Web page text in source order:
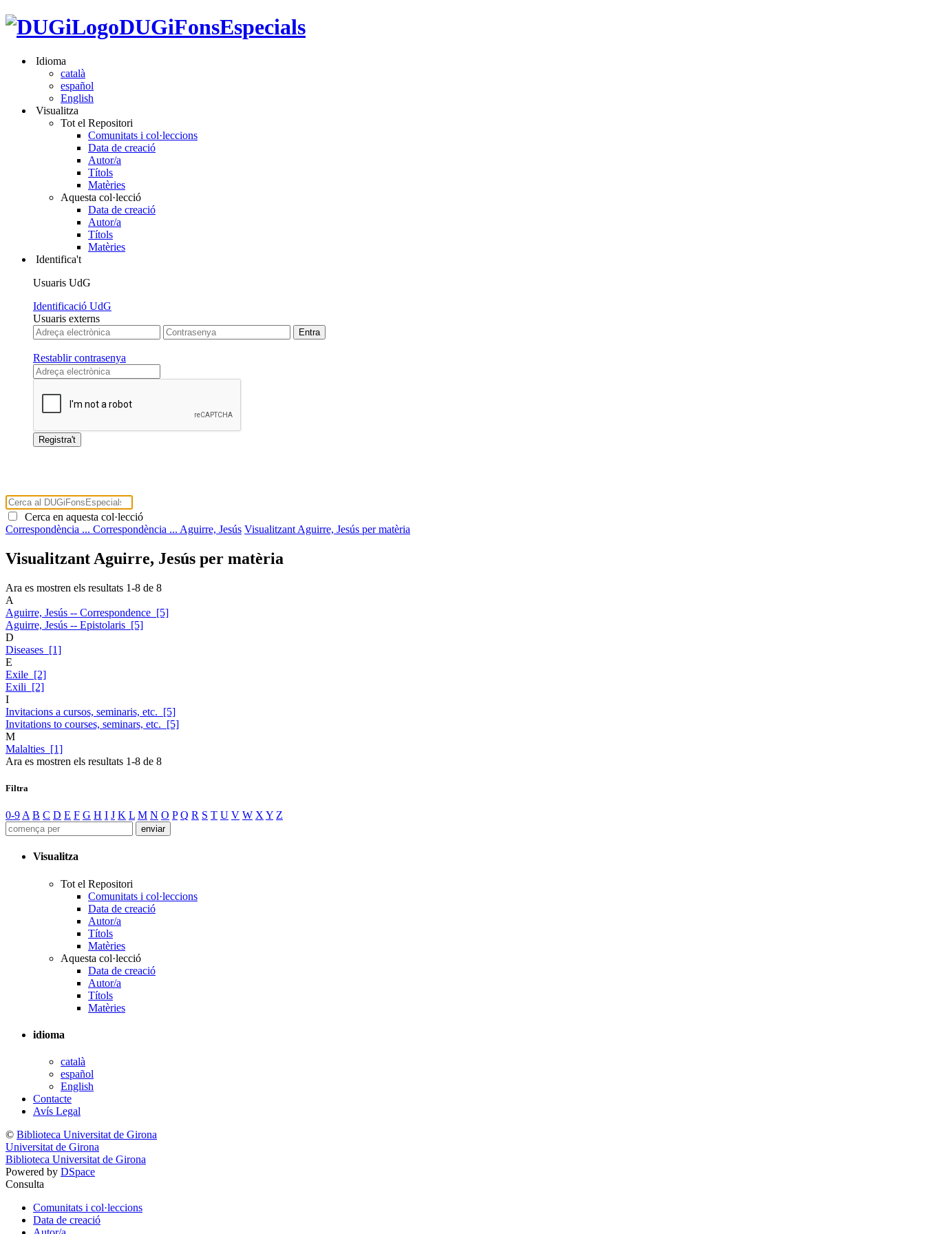
DUGiFonsEspecials
Idioma
català
español
English
Visualitza
Tot el Repositori
Comunitats i col·leccions
Data de creació
Autor/a
Títols
Matèries
Aquesta col·lecció
Data de creació
Autor/a
Títols
Matèries
Identifica't
Usuaris UdG
Identificació UdG
Usuaris externs
Restablir contrasenya
Cerca en aquesta col·lecció
Correspondència ... Correspondència ... Aguirre, Jesús Visualitzant Aguirre, Jesús per matèria
Visualitzant Aguirre, Jesús per matèria
Ara es mostren els resultats 1-8 de 8
A
Aguirre, Jesús -- Correspondence [5]
Aguirre, Jesús -- Epistolaris [5]
D
Diseases [1]
E
Exile [2]
Exili [2]
I
Invitacions a cursos, seminaris, etc. [5]
Invitations to courses, seminars, etc. [5]
M
Malalties [1]
Ara es mostren els resultats 1-8 de 8
Filtra
0-9 A B C D E F G H I J K L M N O P Q R S T U V W X Y Z
Visualitza
Tot el Repositori
Comunitats i col·leccions
Data de creació
Autor/a
Títols
Matèries
Aquesta col·lecció
Data de creació
Autor/a
Títols
Matèries
idioma
català
español
English
Contacte
Avís Legal
© Biblioteca Universitat de Girona
Universitat de Girona
Biblioteca Universitat de Girona
Powered by DSpace
Consulta
Comunitats i col·leccions
Data de creació